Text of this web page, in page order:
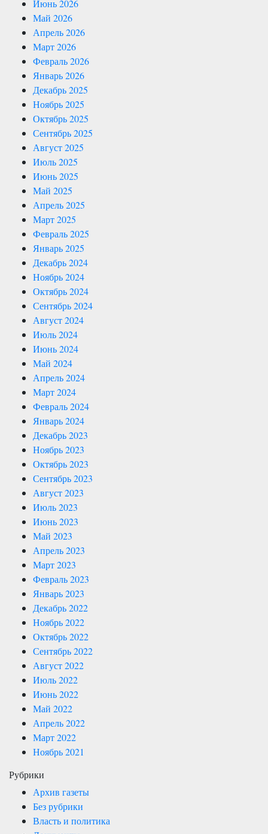
Июнь 2026
Май 2026
Апрель 2026
Март 2026
Февраль 2026
Январь 2026
Декабрь 2025
Ноябрь 2025
Октябрь 2025
Сентябрь 2025
Август 2025
Июль 2025
Июнь 2025
Май 2025
Апрель 2025
Март 2025
Февраль 2025
Январь 2025
Декабрь 2024
Ноябрь 2024
Октябрь 2024
Сентябрь 2024
Август 2024
Июль 2024
Июнь 2024
Май 2024
Апрель 2024
Март 2024
Февраль 2024
Январь 2024
Декабрь 2023
Ноябрь 2023
Октябрь 2023
Сентябрь 2023
Август 2023
Июль 2023
Июнь 2023
Май 2023
Апрель 2023
Март 2023
Февраль 2023
Январь 2023
Декабрь 2022
Ноябрь 2022
Октябрь 2022
Сентябрь 2022
Август 2022
Июль 2022
Июнь 2022
Май 2022
Апрель 2022
Март 2022
Ноябрь 2021
Рубрики
Архив газеты
Без рубрики
Власть и политика